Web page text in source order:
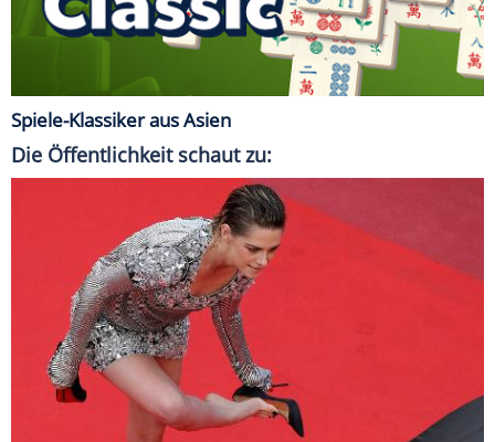
Spiele-Klassiker aus Asien
Die Öffentlichkeit schaut zu: